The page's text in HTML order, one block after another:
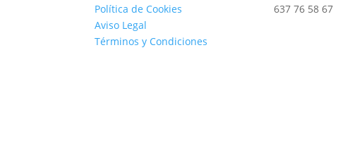
Política de Cookies
Aviso Legal
Términos y Condiciones
637 76 58 67